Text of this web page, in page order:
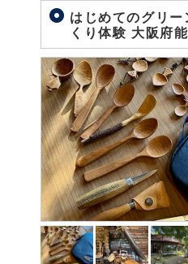
はじめてのグリ
くり体験 大阪府